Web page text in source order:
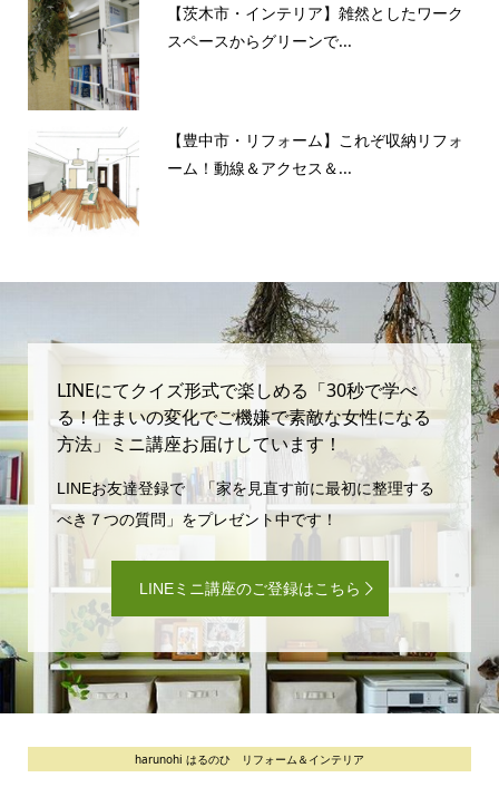
【茨木市・インテリア】雑然としたワーク
スペースからグリーンで...
【豊中市・リフォーム】これぞ収納リフォ
ーム！動線＆アクセス＆...
LINEにてクイズ形式で楽しめる「30秒で学べ
る！住まいの変化でご機嫌で素敵な女性になる
方法」ミニ講座お届けしています！
LINEお友達登録で 「家を見直す前に最初に整理する
べき７つの質問」をプレゼント中です！
LINEミニ講座のご登録はこちら
harunohi はるのひ リフォーム＆インテリア